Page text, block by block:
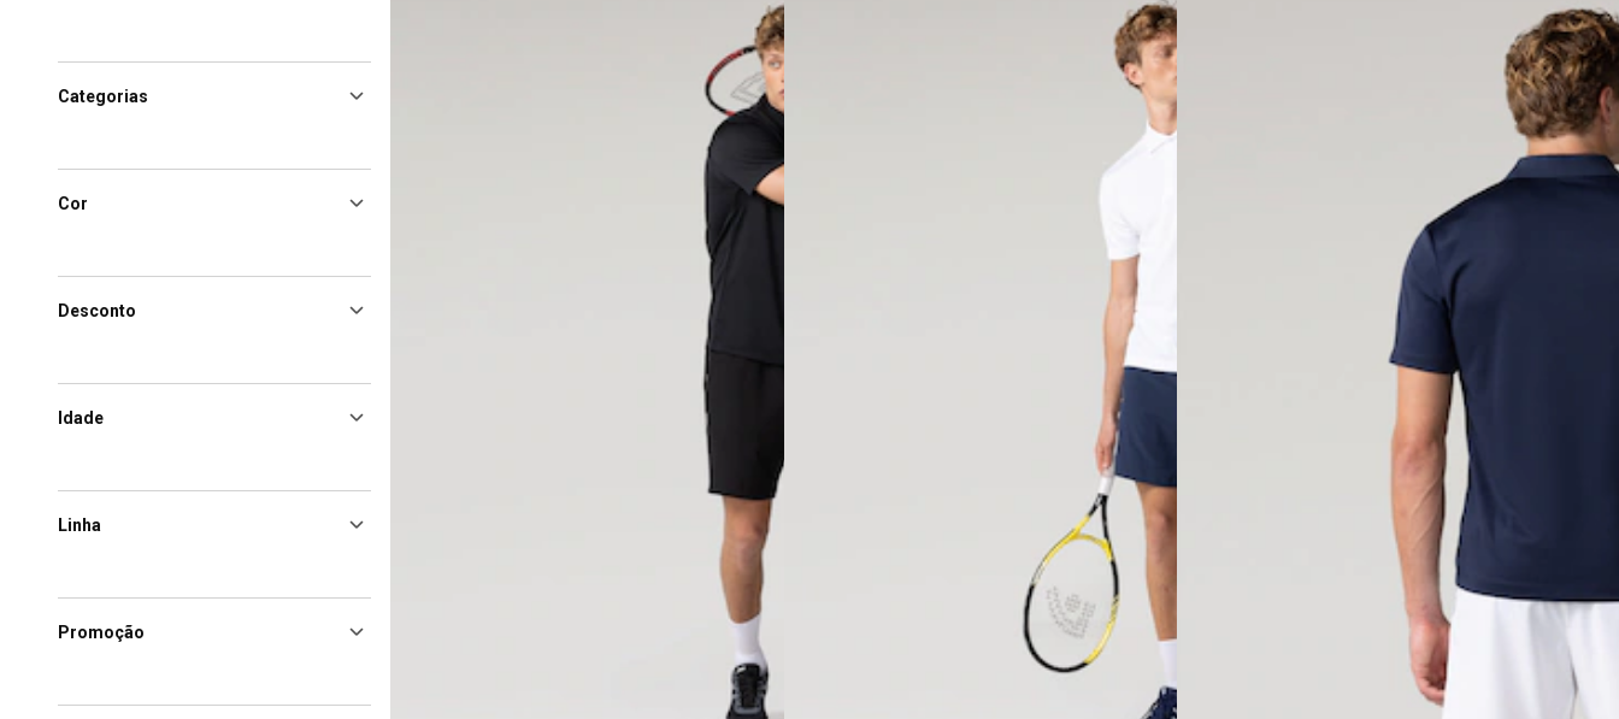
Categorias
Cor
Desconto
Idade
Linha
Promoção